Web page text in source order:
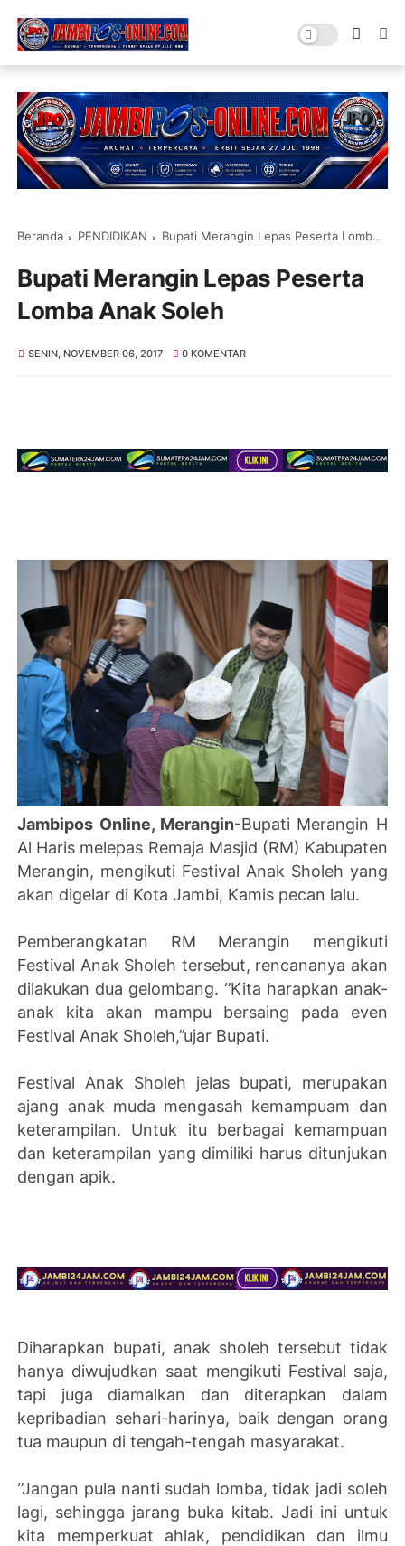
Beranda PENDIDIKAN Bupati Merangin Lepas Peserta Lomba Anak Soleh
Bupati Merangin Lepas Peserta
Lomba Anak Soleh
SENIN, NOVEMBER 06, 2017 0 KOMENTAR
Jambipos Online, Merangin-Bupati Merangin H
Al Haris melepas Remaja Masjid (RM) Kabupaten
Merangin, mengikuti Festival Anak Sholeh yang
akan digelar di Kota Jambi, Kamis pecan lalu.
Pemberangkatan RM Merangin mengikuti
Festival Anak Sholeh tersebut, rencananya akan
dilakukan dua gelombang. ‘’Kita harapkan anak-
anak kita akan mampu bersaing pada even
Festival Anak Sholeh,’’ujar Bupati.
Festival Anak Sholeh jelas bupati, merupakan
ajang anak muda mengasah kemampuam dan
keterampilan. Untuk itu berbagai kemampuan
dan keterampilan yang dimiliki harus ditunjukan
dengan apik.
Diharapkan bupati, anak sholeh tersebut tidak
hanya diwujudkan saat mengikuti Festival saja,
tapi juga diamalkan dan diterapkan dalam
kepribadian sehari-harinya, baik dengan orang
tua maupun di tengah-tengah masyarakat.
‘’Jangan pula nanti sudah lomba, tidak jadi soleh
lagi, sehingga jarang buka kitab. Jadi ini untuk
kita memperkuat ahlak, pendidikan dan ilmu